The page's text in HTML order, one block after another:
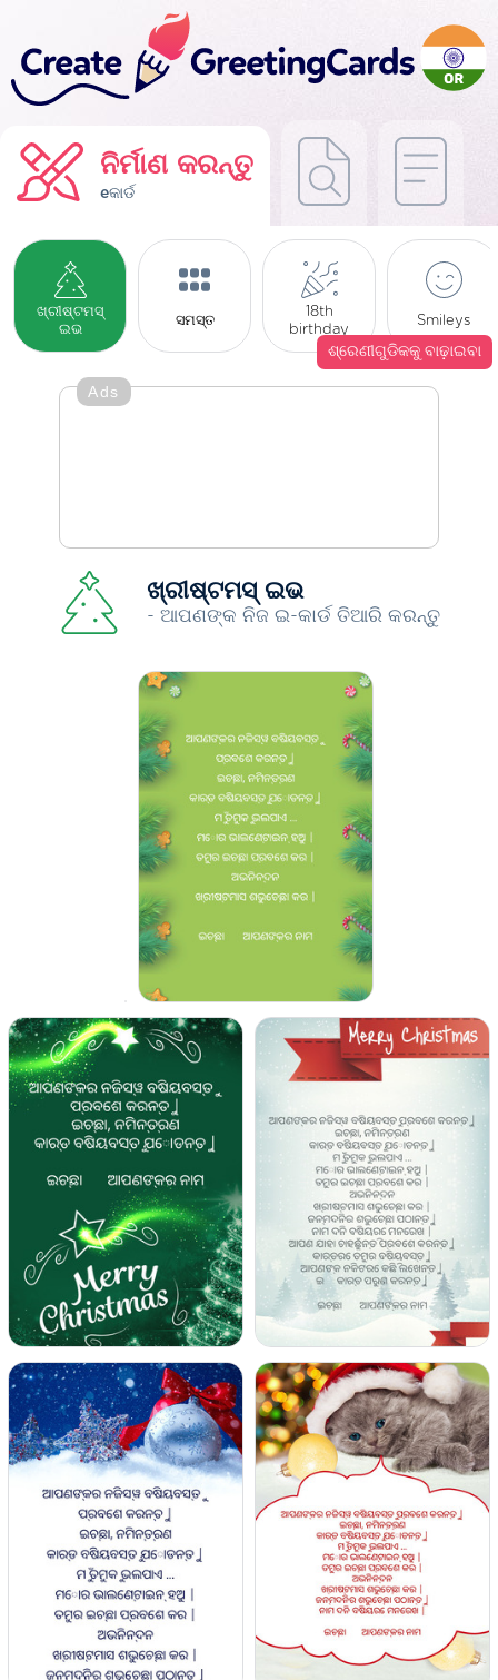
ନିର୍ମାଣ କରନ୍ତୁ
eକାର୍ଡ
ଖ୍ରୀଷ୍ଟମସ୍
ଇଭ
ସମସ୍ତ
18th
birthday
Smileys
ଶ୍ରେଣୀଗୁଡିକକୁ ବାଢ଼ାଇବା
Ads
ଖ୍ରୀଷ୍ଟମସ୍ ଇଭ
- ଆପଣଙ୍କ ନିଜ ଇ-କାର୍ଡ ତିଆରି କରନ୍ତୁ